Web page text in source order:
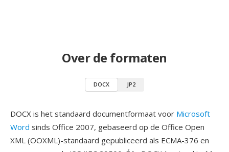
Over de formaten
DOCX JP2
DOCX is het standaard documentformaat voor Microsoft
Word sinds Office 2007, gebaseerd op de Office Open
XML (OOXML)-standaard gepubliceerd als ECMA-376 en